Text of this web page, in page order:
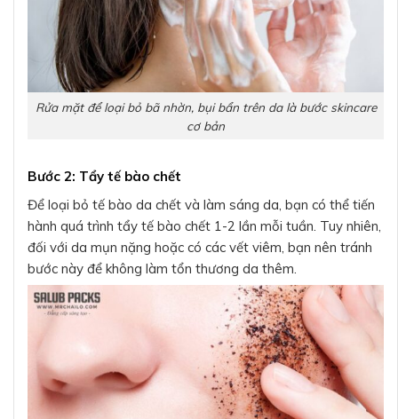
Rửa mặt để loại bỏ bã nhờn, bụi bẩn trên da là bước skincare
cơ bản
Bước 2: Tẩy tế bào chết
Để loại bỏ tế bào da chết và làm sáng da, bạn có thể tiến
hành quá trình tẩy tế bào chết 1-2 lần mỗi tuần. Tuy nhiên,
đối với da mụn nặng hoặc có các vết viêm, bạn nên tránh
bước này để không làm tổn thương da thêm.